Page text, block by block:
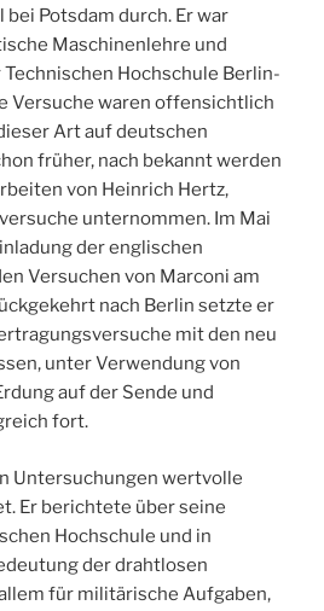
Potsdam durch. Er war
Maschinenlehre und
Hochschule Berlin-
Versuche waren offensichtlich
Art auf deutschen
früher, nach bekannt werden
von Heinrich Hertz,
unternommen. Im Mai
der englischen
Versuchen von Marconi am
nach Berlin setzte er
mit den neu
unter Verwendung von
auf der Sende und
fort.
Untersuchungen wertvolle
Er berichtete über seine
Hochschule und in
der drahtlosen
für militärische Aufgaben,